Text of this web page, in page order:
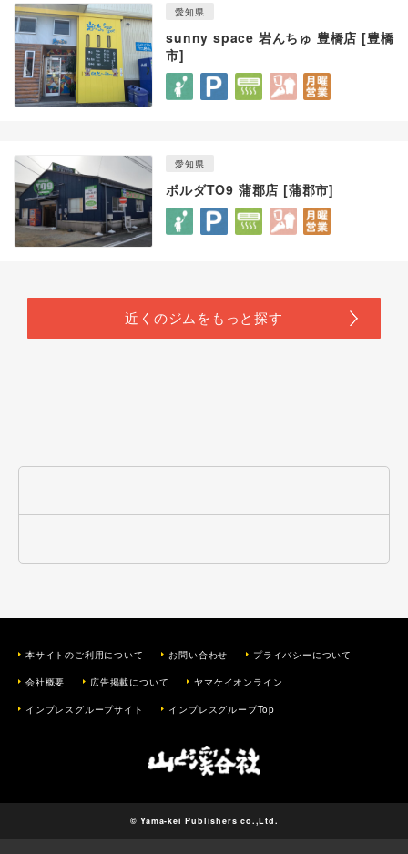
愛知県
sunny space 岩んちゅ 豊橋店 [豊橋
市]
愛知県
ボルダTO9 蒲郡店 [蒲郡市]
本サイトのご利用について お問い合わせ プライバシーについて
会社概要 広告掲載について ヤマケイオンライン
インプレスグループサイト インプレスグループTop
© Yama-kei Publishers co.,Ltd.